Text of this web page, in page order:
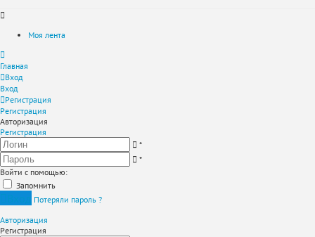
Моя лента
Главная
Вход
Вход
Регистрация
Регистрация
Авторизация
Регистрация
*
*
Войти с помощью:
Запомнить
Потеряли пароль ?
Авторизация
Регистрация